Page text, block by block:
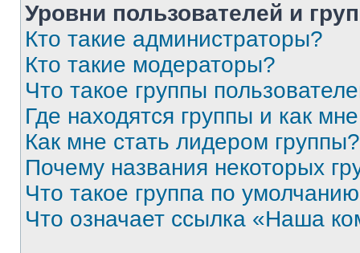
Уровни пользователей и
Кто такие администраторы?
Кто такие модераторы?
Что такое группы
Где находятся группы и как
Как мне стать лидером группы?
Почему названия некоторых
Что такое группа по
Что означает ссылка «Наша